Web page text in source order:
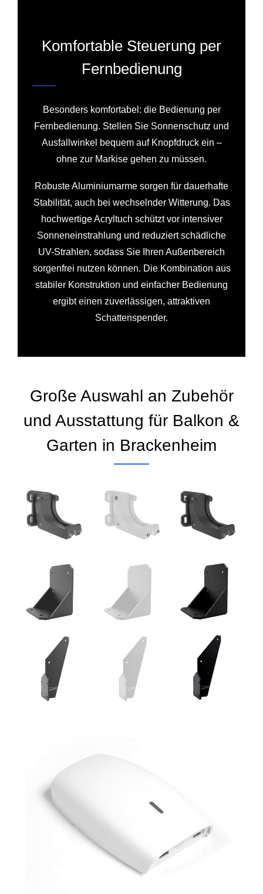
Komfortable Steuerung per
Fernbedienung
Besonders komfortabel: die Bedienung per
Fernbedienung. Stellen Sie Sonnenschutz und
Ausfallwinkel bequem auf Knopfdruck ein –
ohne zur Markise gehen zu müssen.
Robuste Aluminiumarme sorgen für dauerhafte
Stabilität, auch bei wechselnder Witterung. Das
hochwertige Acryltuch schützt vor intensiver
Sonneneinstrahlung und reduziert schädliche
UV-Strahlen, sodass Sie Ihren Außenbereich
sorgenfrei nutzen können. Die Kombination aus
stabiler Konstruktion und einfacher Bedienung
ergibt einen zuverlässigen, attraktiven
Schattenspender.
Große Auswahl an Zubehör
und Ausstattung für Balkon &
Garten in Brackenheim